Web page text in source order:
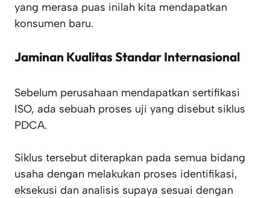
yang merasa puas inilah kita mendapatkan
konsumen baru.
Jaminan Kualitas Standar Internasional
Sebelum perusahaan mendapatkan sertifikasi
ISO, ada sebuah proses uji yang disebut siklus
PDCA.
Siklus tersebut diterapkan pada semua bidang
usaha dengan melakukan proses identifikasi,
eksekusi dan analisis supaya sesuai dengan